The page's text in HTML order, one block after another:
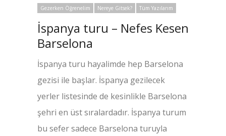
Gezerken Öğrenelim Nereye Gitsek? Tüm Yazılarım
İspanya turu – Nefes Kesen
Barselona
İspanya turu hayalimde hep Barselona
gezisi ile başlar. İspanya gezilecek
yerler listesinde de kesinlikle Barselona
şehri en üst sıralardadır. İspanya turum
bu sefer sadece Barselona turuyla